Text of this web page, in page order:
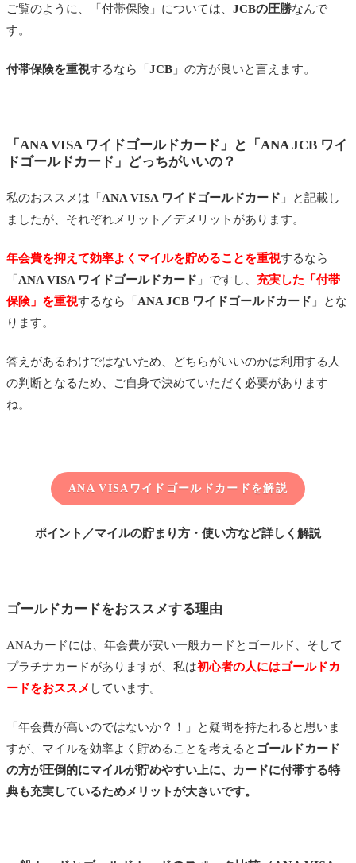
ご覧のように、「付帯保険」については、 JCBの圧勝なんで
す。
付帯保険を重視するなら「 JCB 」の方が良いと言えます。
「 ANA VISA ワイドゴールドカード 」と「 ANA JCB ワイ
ドゴールドカード 」どっちがいいの？
私のおススメは 「 ANA VISA ワイドゴールドカード 」と記載し
ましたが、それぞれメリット／デメリットがあります。
年会費を抑えて効率よくマイルを貯めることを重視するなら
「 ANA VISA ワイドゴールドカード 」ですし、 充実した「付帯
保険」を重視するなら「 ANA JCB ワイドゴールドカード 」とな
ります。
答えがあるわけではないため、どちらがいいのかは利用する人
の判断となるため、ご自身で決めていただく必要があります
ね。
ANA VISAワイドゴールドカードを解説
ポイント／マイルの貯まり方・使い方など詳しく解説
ゴールドカードをおススメする理由
ANAカードには、年会費が安い一般カードとゴールド、そして
プラチナカードがありますが、私は初心者の人にはゴールドカ
ードをおススメ しています。
「年会費が高いのではないか？！」と疑問を持たれると思いま
すが、マイルを効率よく貯めることを考えると ゴールドカード
の方が圧倒的にマイルが貯めやすい上に、カードに付帯する特
典も充実しているためメリットが大きいです。